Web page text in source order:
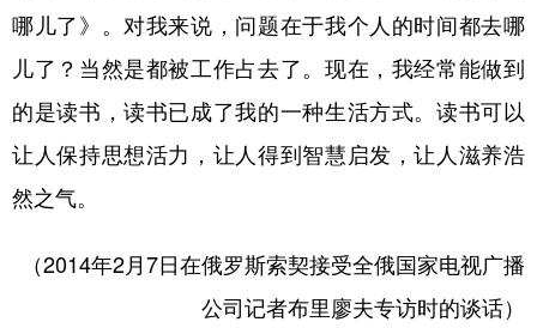
哪儿了》。对我来说，问题在于我个人的时间都去哪
儿了？当然是都被工作占去了。现在，我经常能做到
的是读书，读书已成了我的一种生活方式。读书可以
让人保持思想活力，让人得到智慧启发，让人滋养浩
然之气。
（2014年2月7日在俄罗斯索契接受全俄国家电视广播
公司记者布里廖夫专访时的谈话）